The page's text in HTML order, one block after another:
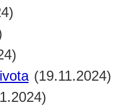
(19.11.2024)